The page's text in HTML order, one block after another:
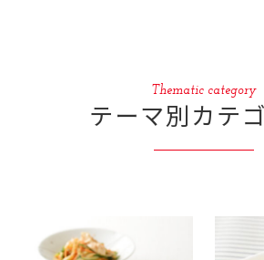
Thematic category
テーマ別カテ